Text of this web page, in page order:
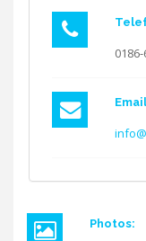
Photos: